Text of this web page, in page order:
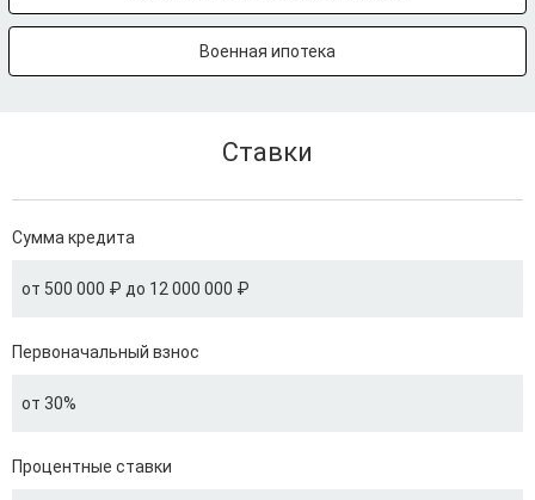
Военная ипотека
Ставки
Сумма кредита
от 500 000 ₽ до 12 000 000 ₽
Первоначальный взнос
от 30%
Процентные ставки